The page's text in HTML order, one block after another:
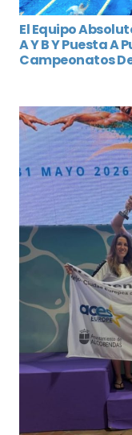
El Equipo
A Y B Y Puesta A
Campeonatos